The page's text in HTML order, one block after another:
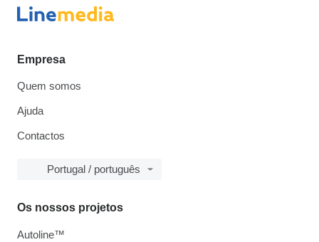
Empresa
Quem somos
Ajuda
Contactos
Portugal / português
Os nossos projetos
Autoline™